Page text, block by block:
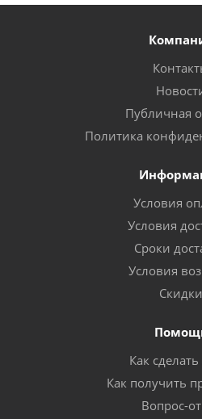
Публичная
Политика
Условия
Условия
Сроки
Условия
Скидки
Как сделать
Как получить
Вопрос-